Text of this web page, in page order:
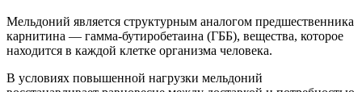
Мельдоний является структурным аналогом предшественника
карнитина — гамма-бутиробетаина (ГББ), вещества, которое
находится в каждой клетке организма человека.
В условиях повышенной нагрузки мельдоний